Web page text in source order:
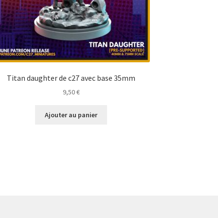
Titan daughter de c27 avec base 35mm
9,50€
Ajouter au panier